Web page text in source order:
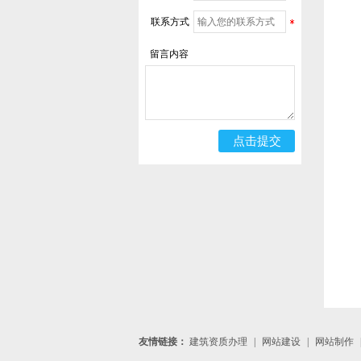
联系方式
留言内容
友情链接： 建筑资质办理 网站建设 网站制作